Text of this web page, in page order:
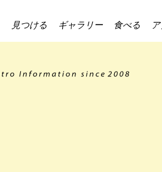
見つける ギャラリー 食べる